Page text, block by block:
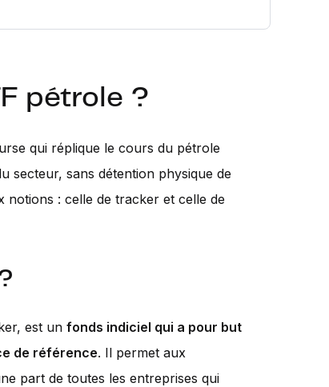
pétrole ?
qui réplique le cours du pétrole
secteur, sans détention physique de
notions : celle de tracker et celle de
est un fonds indiciel qui a pour but
de référence. Il permet aux
part de toutes les entreprises qui